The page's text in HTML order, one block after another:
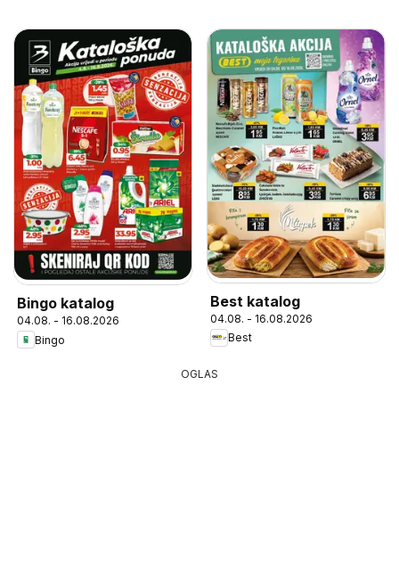
Bingo katalog
04.08. - 16.08.2026
Bingo
Best katalog
04.08. - 16.08.2026
Best
OGLAS